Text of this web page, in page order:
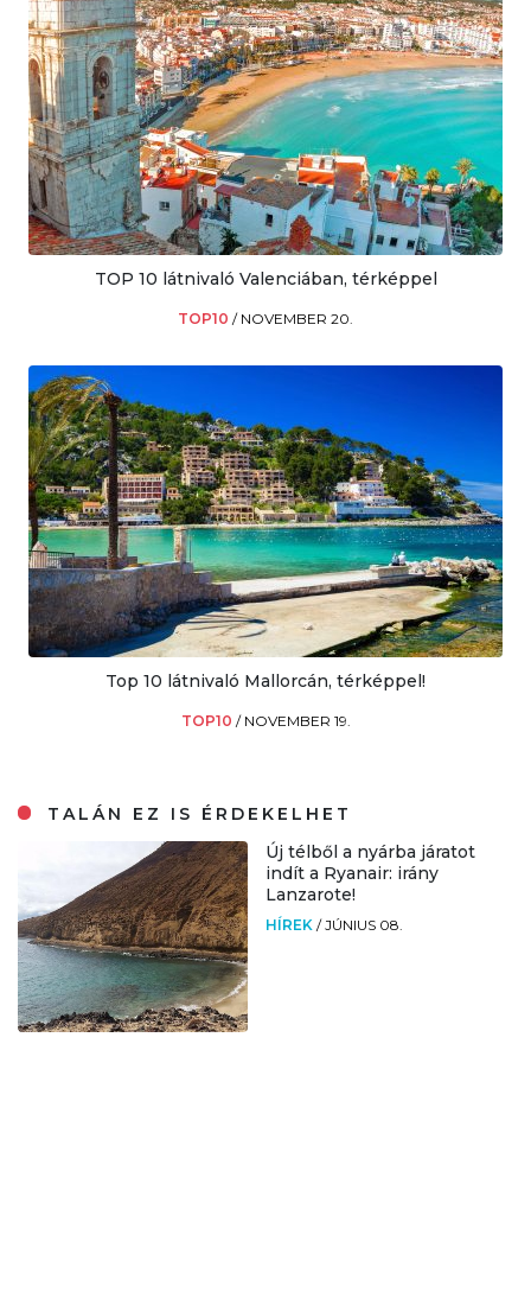
TOP 10 látnivaló Valenciában, térképpel
TOP10 / NOVEMBER 20.
Top 10 látnivaló Mallorcán, térképpel!
TOP10 / NOVEMBER 19.
TALÁN EZ IS ÉRDEKELHET
Új télből a nyárba járatot
indít a Ryanair: irány
Lanzarote!
HÍREK /JÚNIUS 08.